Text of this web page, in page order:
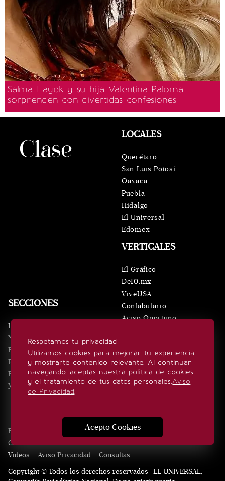
Salma Hayek y su hija Valentina Paloma
sorprenden con divertidas confesiones
Respetamos tu privacidad
Utilizamos cookies para mejorar tu experiencia
y mostrarte contenido relevante. Al continuar
navegando, aceptas nuestra política de cookies
y el tratamiento de tus datos personales.Aviso
de Privacidad.
Acepto Cookies
SECCIONES
Inicio
Noticias
Eventos
Realeza
Estilo de vida
Minuto x Minuto
VERTICALES
El Gráfico
De10.mx
ViveUSA
Confabulario
Aviso Oportuno
LOCALES
Querétaro
San Luis Potosí
Oaxaca
Puebla
Hidalgo
El Universal
Edomex
SÍGUENOS
Edición Impresa Noticias Quiénes somos
Contacto
Directorio Eventos Publicidad
Estilo de vida
Videos
Aviso Privacidad
Consultas
Copyright © Todos los derechos reservados | EL UNIVERSAL,